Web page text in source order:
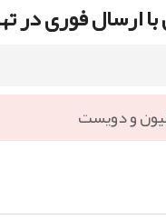
با ارسال فوری در
و دویست